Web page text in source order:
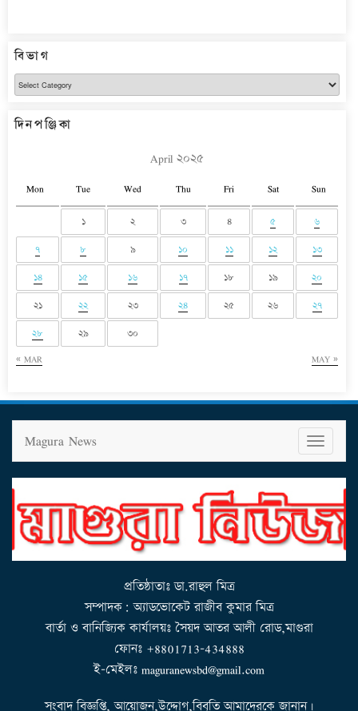
বিভাগ
বিভাগ
দিনপঞ্জিকা
April ২০২৫
Mon Tue Wed Thu Fri Sat Sun
« MAR MAY »
১ ২ ৩ ৪ ৫ ৬
৭ ৮ ৯ ১০ ১১ ১২ ১৩
১৪ ১৫ ১৬ ১৭ ১৮ ১৯ ২০
২১ ২২ ২৩ ২৪ ২৫ ২৬ ২৭
২৮ ২৯ ৩০
T
o
g
g
l
n
g
a
t
i
o
n
Magura News
প্রতিষ্ঠাতাঃ ডা.রাহুল মিত্র
সম্পাদক: অ্যাডভোকেট রাজীব কুমার মিত্র
বার্তা ও বানিজ্যিক কার্যালয়ঃ সৈয়দ আতর আলী রোড,মাগুরা
ফোনঃ +8801713-434888
ই-মেইলঃ maguranewsbd@gmail.com
সংবাদ বিজ্ঞপ্তি, আয়োজন,উদ্দোগ,বিবৃতি আমাদেরকে জানান।